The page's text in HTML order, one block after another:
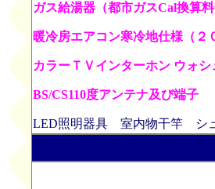
ガス給湯器（都市ガスCal換算
暖冷房エアコン寒冷地仕様（２
カラーＴＶインターホン ウォシ
BS/CS110度アンテナ及び端子
LED照明器具 室内物干竿 シ